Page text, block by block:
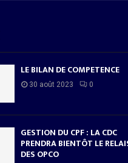
LE BILAN DE COMPETENCE
30 août 2023 0
GESTION DU CPF : LA CDC
PRENDRA BIENTÔT LE
DES OPCO